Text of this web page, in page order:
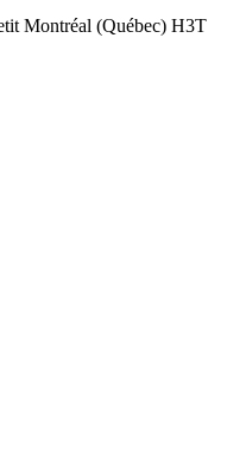
Montréal (Québec) H3T